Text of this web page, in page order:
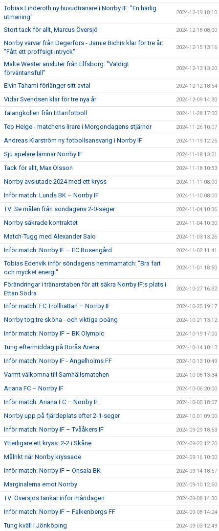
Tobias Linderoth ny huvudtränare i Norrby IF: "En härlig
utmaning"
2024-12-19 18:10
Stort tack för allt, Marcus Översjö 2024-12-18 08:00
Norrby värvar från Degerfors - Jamie Bichis klar för tre år:
"Fått ett proffsigt intryck"
2024-12-15 13:16
Malte Wester ansluter från Elfsborg: "Väldigt
förväntansfull"
2024-12-13 13:20
Elvin Tahami förlänger sitt avtal 2024-12-12 18:54
Vidar Svendsen klar för tre nya år 2024-12-09 14:30
Talangkollen från Ettanfotboll 2024-11-28 17:00
Teo Helge - matchens lirare i Morgondagens stjärnor 2024-11-26 10:07
Andreas Klarström ny fotbollsansvarig i Norrby IF 2024-11-19 12:25
Sju spelare lämnar Norrby IF 2024-11-18 13:01
Tack för allt, Max Olsson 2024-11-18 10:53
Norrby avslutade 2024 med ett kryss 2024-11-11 08:00
Inför match: Lunds BK – Norrby IF 2024-11-10 08:00
TV: Se målen från söndagens 2-0-seger 2024-11-04 10:36
Norrby säkrade kontraktet 2024-11-04 10:30
Match-Tugg med Alexander Salo 2024-11-03 13:26
Inför match: Norrby IF – FC Rosengård 2024-11-02 11:41
Tobias Edenvik inför söndagens hemmamatch: "Bra fart
och mycket energi"
2024-11-01 18:50
Förändringar i tränarstaben för att säkra Norrby IF:s plats i
Ettan Södra
2024-10-27 16:32
Inför match: FC Trollhättan – Norrby IF 2024-10-25 19:17
Norrby tog tre sköna - och viktiga poäng 2024-10-21 13:12
Inför match: Norrby IF – BK Olympic 2024-10-19 17:00
Tung eftermiddag på Borås Arena 2024-10-14 10:13
Inför match: Norrby IF - Ängelholms FF 2024-10-13 10:49
Varmt välkomna till Samhällsmatchen 2024-10-08 13:34
Ariana FC – Norrby IF 2024-10-06 20:00
Inför match: Ariana FC – Norrby IF 2024-10-05 18:07
Norrby upp på fjärdeplats efter 2-1-seger 2024-10-01 09:00
Inför match: Norrby IF – Tvååkers IF 2024-09-29 18:53
Ytterligare ett kryss: 2-2 i Skåne 2024-09-23 12:20
Målrikt när Norrby kryssade 2024-09-16 10:00
Inför match: Norrby IF – Onsala BK 2024-09-14 18:57
Marginalerna emot Norrby 2024-09-10 12:50
TV: Översjös tankar inför måndagen 2024-09-08 14:30
Inför match: Norrby IF – Falkenbergs FF 2024-09-08 14:24
Tung kväll i Jönköping 2024-09-03 12:49